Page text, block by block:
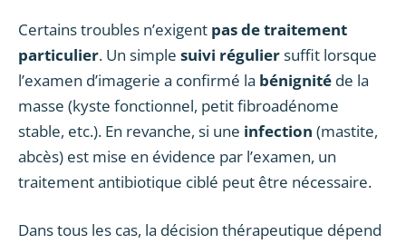
Certains troubles n’exigent pas de traitement
particulier. Un simple suivi réguliersuffit lorsque
l’examen d’imagerie a confirmé la bénignité de la
masse (kyste fonctionnel, petit fibroadénome
stable, etc.). En revanche, si une infection (mastite,
abcès) est mise en évidence par l’examen, un
traitement antibiotique ciblé peut être nécessaire.
Dans tous les cas, la décision thérapeutique dépend